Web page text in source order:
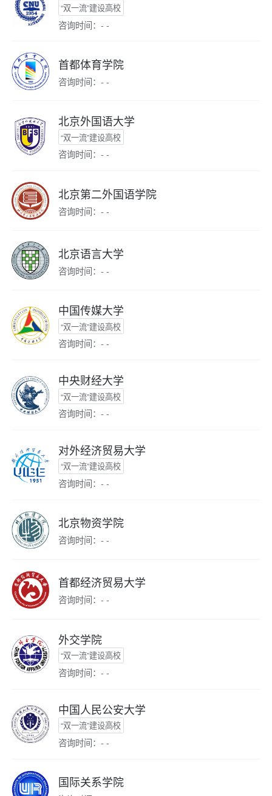
“双一流”建设高校
咨询时间：- -
首都体育学院
咨询时间：- -
北京外国语大学
“双一流”建设高校
咨询时间：- -
北京第二外国语学院
咨询时间：- -
北京语言大学
咨询时间：- -
中国传媒大学
“双一流”建设高校
咨询时间：- -
中央财经大学
“双一流”建设高校
咨询时间：- -
对外经济贸易大学
“双一流”建设高校
咨询时间：- -
北京物资学院
咨询时间：- -
首都经济贸易大学
咨询时间：- -
外交学院
“双一流”建设高校
咨询时间：- -
中国人民公安大学
“双一流”建设高校
咨询时间：- -
国际关系学院